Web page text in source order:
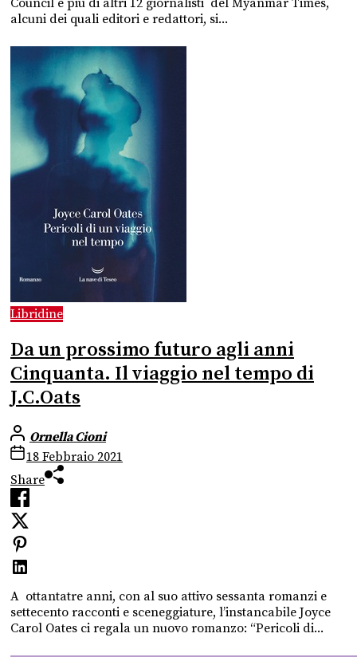
alcuni dei quali editori e redattori, si...
Libridine
Da un prossimo futuro agli anni
Cinquanta. Il viaggio nel tempo di
J.C.Oats
Ornella Cioni
18 Febbraio 2021
Share
A ottantatre anni, con al suo attivo sessanta romanzi e
settecento racconti e sceneggiature, l’instancabile Joyce
Carol Oates ci regala un nuovo romanzo: “Pericoli di...